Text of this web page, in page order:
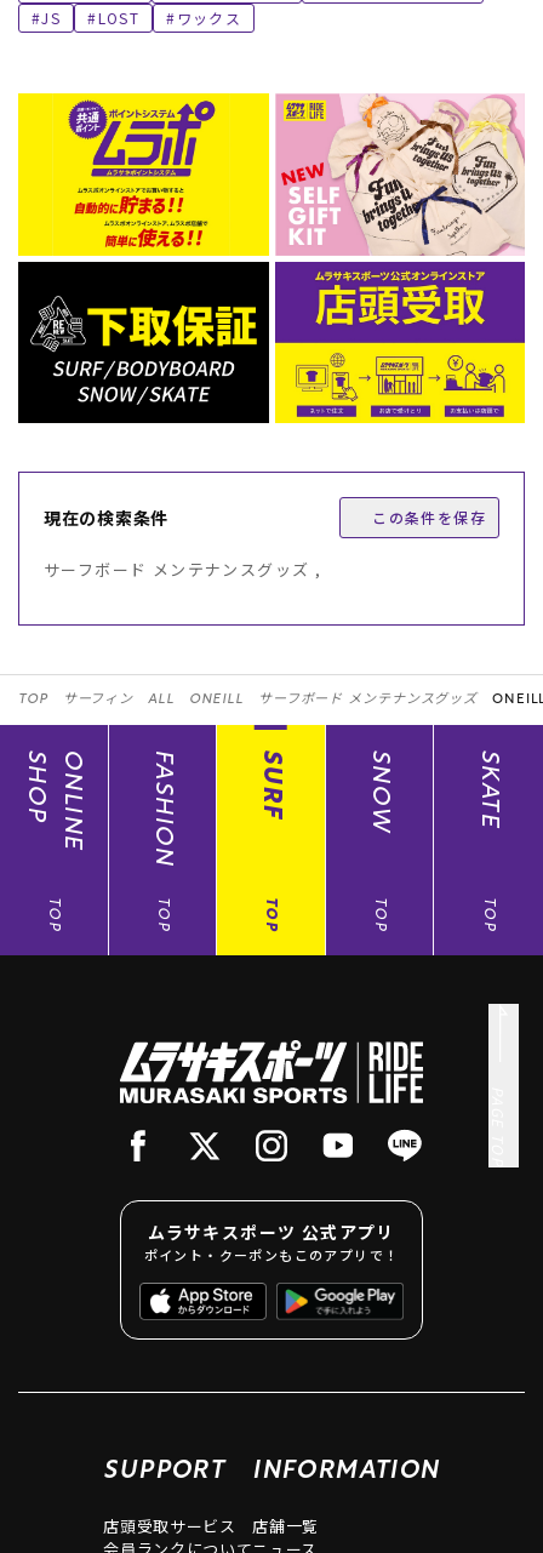
ムラサキスポーツ 公式アプリ
ポイント・クーポンもこのアプリで！
JS
LOST ワックス
現在の検索条件 この条件を保存
サーフボード メンテナンスグッズ ,
TOP サーフィン ALL ONEILL サーフボード メンテナンスグッズ
ONLINE
SHOP
TOP
FASHION
TOP
SURF
TOP
SNOW
TOP
SKATE
TOP
ムラサキスポーツ 公式アプリ
ポイント・クーポンもこのアプリで！
SUPPORT
店頭受取サービス
INFORMATION
店舗一覧